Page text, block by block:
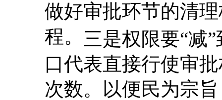
做好审批环节的清
程。 三是权限要“减
口代表直接行使审
次数。以便民为宗